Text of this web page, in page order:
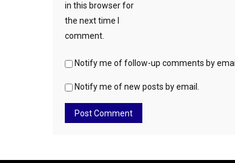
in this browser for
the next time I
comment.
Notify me of follow-up comments by
Notify me of new posts by email.